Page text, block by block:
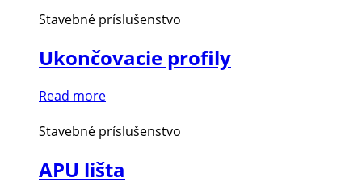
Stavebné príslušenstvo
Ukončovacie profily
Read more
Stavebné príslušenstvo
APU lišta